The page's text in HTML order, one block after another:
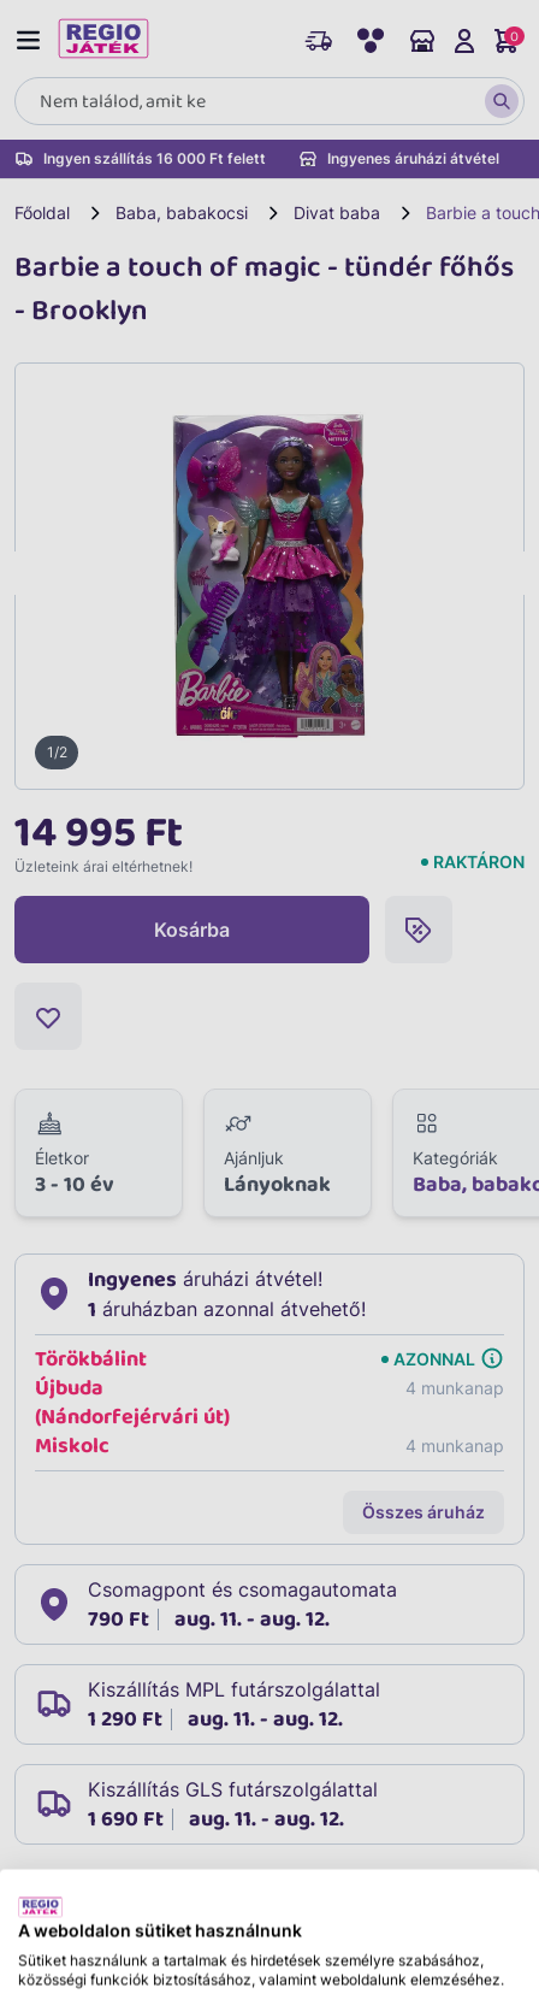
Ingyen szállítás 16 000 Ft felett Ingyenes áruházi átvétel
0
Főoldal Baba, babakocsi Divat baba Barbie a
Barbie a touch of magic - tündér főhős
- Brooklyn
1/2
14 995 Ft
Üzleteink árai eltérhetnek! RAKTÁRON
Kosárba
Életkor
3 - 10 év
Ajánljuk
Lányoknak
Kategóriák
Baba,
Ingyenes áruházi átvétel!
1 áruházban azonnal átvehető!
Törökbálint AZONNAL
Újbuda
(Nándorfejérvári út)
4 munkanap
Miskolc 4 munkanap
Összes áruház
Csomagpont és csomagautomata
790 Ft aug. 11. - aug. 12.
Kiszállítás MPL futárszolgálattal
1 290 Ft aug. 11. - aug. 12.
Kiszállítás GLS futárszolgálattal
1 690 Ft aug. 11. - aug. 12.
Leírás
Az új, Barbie: A Touch of Magic tündér főhős babákkal
A weboldalon sütiket használnunk
Sütiket használunk a tartalmak és hirdetések személyre szabásához,
közösségi funkciók biztosításához, valamint weboldalunk elemzéséhez.